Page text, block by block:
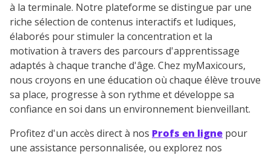
à la terminale. Notre plateforme se distingue par une
riche sélection de contenus interactifs et ludiques,
élaborés pour stimuler la concentration et la
motivation à travers des parcours d'apprentissage
adaptés à chaque tranche d'âge. Chez myMaxicours,
nous croyons en une éducation où chaque élève trouve
sa place, progresse à son rythme et développe sa
confiance en soi dans un environnement bienveillant.
Profitez d'un accès direct à nos Profs en ligne pour
une assistance personnalisée, ou explorez nos